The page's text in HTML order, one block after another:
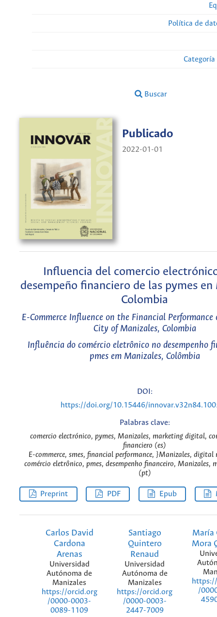
Política de
Buscar
Publicado
2022-01-01
Influencia del comercio
desempeño financiero de las pymes en
Colombia
E-Commerce Influence on the Financial Performance
City of Manizales, Colombia
Influência do comércio eletrônico no desempenho
pmes em Manizales, Colômbia
DOI:
https://doi.org/10.15446/
Palabras clave:
comercio electrónico, pymes, Manizales, marketing digital,
financiero (es)
E-commerce, smes, financial performance, }Manizales,
comércio eletrônico, pmes, desempenho financeiro, Manizales,
(pt)
Preprint PDF Epub
Carlos David
Cardona
Arenas
Universidad
Autónoma de
Manizales
https://orcid.org
/0000-0003-
0089-1109
Santiago
Quintero
Renaud
Universidad
Autónoma de
Manizales
https://orcid.org
/0000-0003-
2447-7009
María
Mora
/